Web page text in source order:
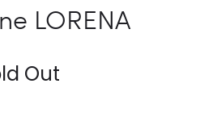
LORENA
Out